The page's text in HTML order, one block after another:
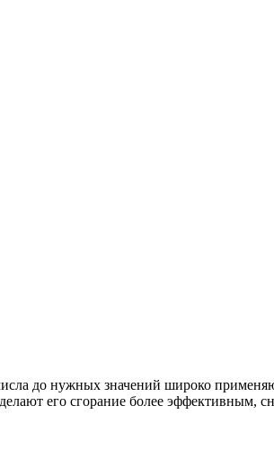
до нужных значений широко
его сгорание более эффективным,